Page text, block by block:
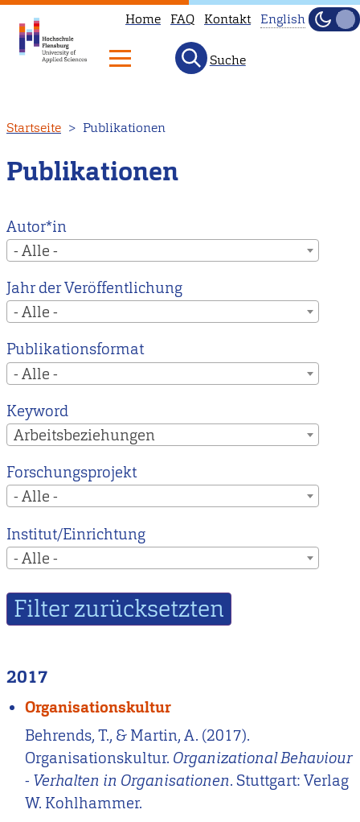
zum
Inhalt
Home FAQ Kontakt
to
our
main
instead.
English
Hell
Suche
Startseite Publikationen
Publikationen
Autor*in
- Alle -
Jahr der Veröffentlichung
- Alle -
Publikationsformat
- Alle -
Keyword
Arbeitsbeziehungen
Forschungsprojekt
- Alle -
Institut/Einrichtung
- Alle -
2017
Organisationskultur
Behrends, T., & Martin, A. (2017).
Organisationskultur. Organizational Behaviour
- Verhalten in Organisationen. Stuttgart: Verlag
W. Kohlhammer.